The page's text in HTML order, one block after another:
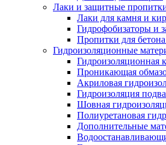
Лаки и защитные
Лаки для камня и
Гидрофобизаторы и
Пропитки для
Гидроизоляционные
Гидроизоляционная
Проникающая
Акриловая
Гидроизоляция
Шовная
Полиуретановая
Дополнительные